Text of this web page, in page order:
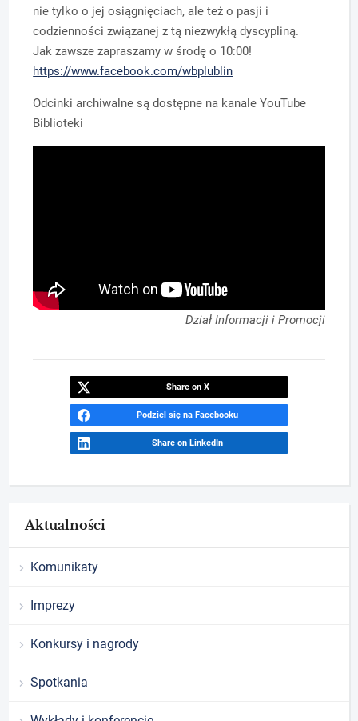
nie tylko o jej osiągnięciach, ale też o pasji i
codzienności związanej z tą niezwykłą dyscypliną.
Jak zawsze zapraszamy w środę o 10:00!
https://www.facebook.com/wbplublin
Odcinki archiwalne są dostępne na kanale YouTube
Biblioteki
Dział Informacji i Promocji
Share on X
Podziel się na Facebooku
Share on LinkedIn
Aktualności
Komunikaty
Imprezy
Konkursy i nagrody
Spotkania